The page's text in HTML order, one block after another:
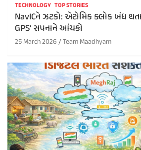
TECHNOLOGY TOP STORIES
NavICને ઝટકો: એટોમિક ક્લોક બંધ
GPS’ સપનાને આંચકો
25 March 2026 Team Maadhyam